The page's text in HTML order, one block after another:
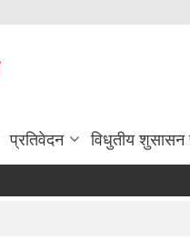
प्रतिवेदन विधुतीय शुसासन